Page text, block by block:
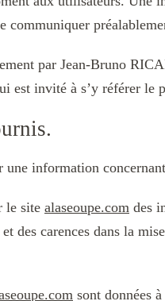
par Jean-Bruno
est invité à s’y référer le
information
le site alaseoupe.com des
des carences dans la
sont données